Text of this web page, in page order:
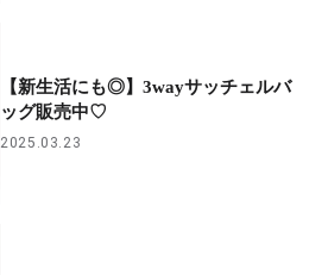
【新生活にも◎】3wayサッチェルバ
ッグ販売中♡
2025.03.23